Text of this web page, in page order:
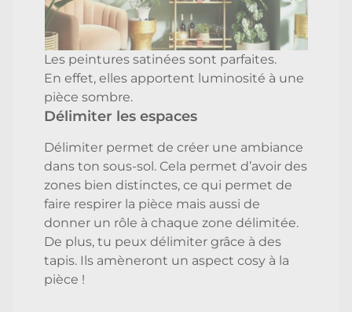
Les peintures satinées sont parfaites.
En effet, elles apportent luminosité à une
pièce sombre.
Délimiter les espaces
Délimiter permet de créer une ambiance
dans ton sous-sol. Cela permet d’avoir des
zones bien distinctes, ce qui permet de
faire respirer la pièce mais aussi de
donner un rôle à chaque zone délimitée.
De plus, tu peux délimiter grâce à des
tapis. Ils amèneront un aspect cosy à la
pièce !